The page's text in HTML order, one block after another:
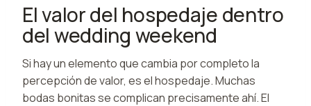
El valor del hospedaje dentro
del wedding weekend
Si hay un elemento que cambia por completo la
percepción de valor, es el hospedaje. Muchas
bodas bonitas se complican precisamente ahí. El